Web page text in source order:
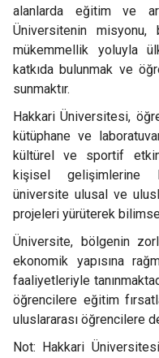
alanlarda eğitim ve
Üniversitenin misyonu,
mükemmellik yoluyla
katkıda bulunmak ve
sunmaktır.
Hakkari Üniversitesi,
kütüphane ve
kültürel ve sportif
kişisel gelişimlerine
üniversite ulusal ve
projeleri yürüterek
Üniversite, bölgenin
ekonomik yapısına
faaliyetleriyle
öğrencilere eğitim
uluslararası öğrencilere
Not: Hakkari